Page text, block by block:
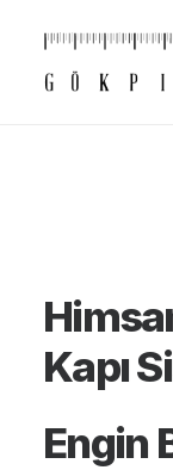
Kapı
Engin